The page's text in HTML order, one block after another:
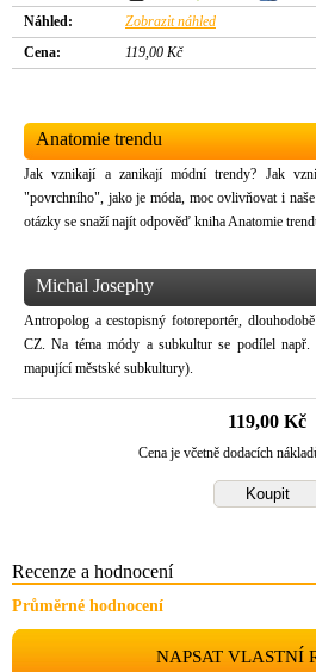
Náhled:
Zobrazit náhled
Cena:
119,00 Kč
Anatomie trendu
Jak vznikají a zanikají módní trendy? Jak
"povrchního", jako je móda, moc ovlivňovat i
otázky se snaží najít odpověď kniha Anatomie
Michal Josephy
Antropolog a cestopisný fotoreportér,
CZ. Na téma módy a subkultur se podílel
mapující městské subkultury).
119,00 Kč
Cena je včetně dodacích
Recenze a hodnocení
Průměrné hodnocení
NAPSAT VLASTNÍ